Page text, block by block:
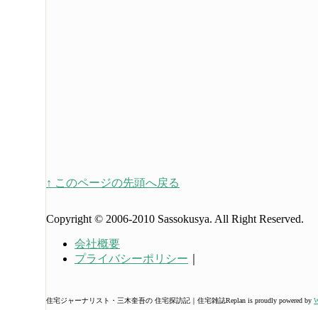
↑ このページの先頭へ戻る
Copyright © 2006-2010 Sassokusya. All Right Reserved.
会社概要
プライバシーポリシー
住宅ジャーナリスト・三木奎吾の 住宅探訪記｜住宅雑誌Replan is proudly powered by